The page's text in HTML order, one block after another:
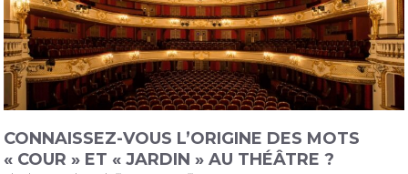
CONNAISSEZ-VOUS L’ORIGINE DES MOTS
« COUR » ET « JARDIN » AU THÉÂTRE ?